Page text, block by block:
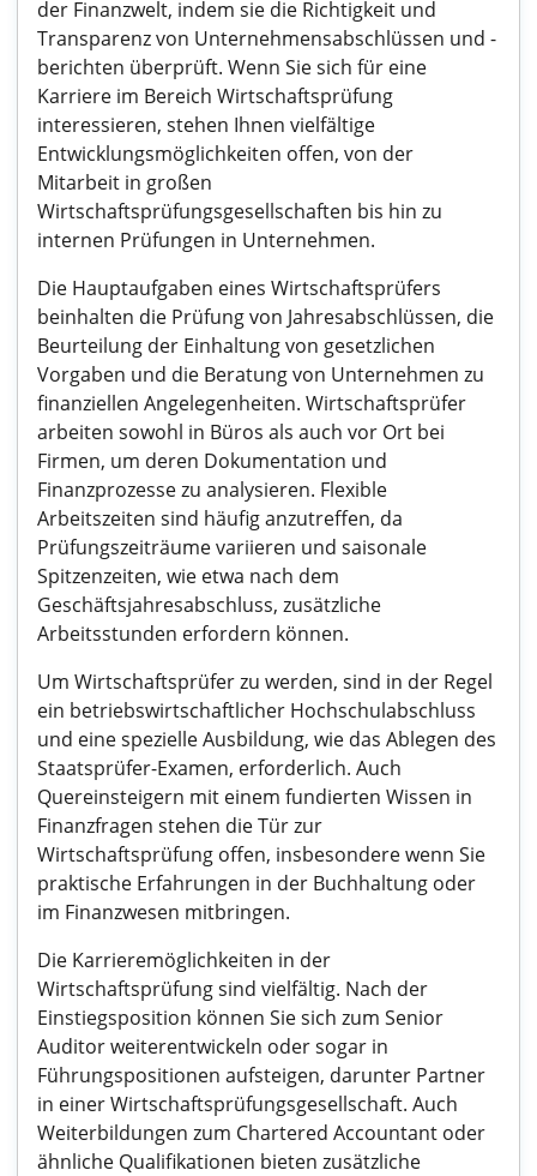
der Finanzwelt, indem sie die Richtigkeit und
Transparenz von Unternehmensabschlüssen und -
berichten überprüft. Wenn Sie sich für eine
Karriere im Bereich Wirtschaftsprüfung
interessieren, stehen Ihnen vielfältige
Entwicklungsmöglichkeiten offen, von der
Mitarbeit in großen
Wirtschaftsprüfungsgesellschaften bis hin zu
internen Prüfungen in Unternehmen.
Die Hauptaufgaben eines Wirtschaftsprüfers
beinhalten die Prüfung von Jahresabschlüssen, die
Beurteilung der Einhaltung von gesetzlichen
Vorgaben und die Beratung von Unternehmen zu
finanziellen Angelegenheiten. Wirtschaftsprüfer
arbeiten sowohl in Büros als auch vor Ort bei
Firmen, um deren Dokumentation und
Finanzprozesse zu analysieren. Flexible
Arbeitszeiten sind häufig anzutreffen, da
Prüfungszeiträume variieren und saisonale
Spitzenzeiten, wie etwa nach dem
Geschäftsjahresabschluss, zusätzliche
Arbeitsstunden erfordern können.
Um Wirtschaftsprüfer zu werden, sind in der Regel
ein betriebswirtschaftlicher Hochschulabschluss
und eine spezielle Ausbildung, wie das Ablegen des
Staatsprüfer-Examen, erforderlich. Auch
Quereinsteigern mit einem fundierten Wissen in
Finanzfragen stehen die Tür zur
Wirtschaftsprüfung offen, insbesondere wenn Sie
praktische Erfahrungen in der Buchhaltung oder
im Finanzwesen mitbringen.
Die Karrieremöglichkeiten in der
Wirtschaftsprüfung sind vielfältig. Nach der
Einstiegsposition können Sie sich zum Senior
Auditor weiterentwickeln oder sogar in
Führungspositionen aufsteigen, darunter Partner
in einer Wirtschaftsprüfungsgesellschaft. Auch
Weiterbildungen zum Chartered Accountant oder
ähnliche Qualifikationen bieten zusätzliche